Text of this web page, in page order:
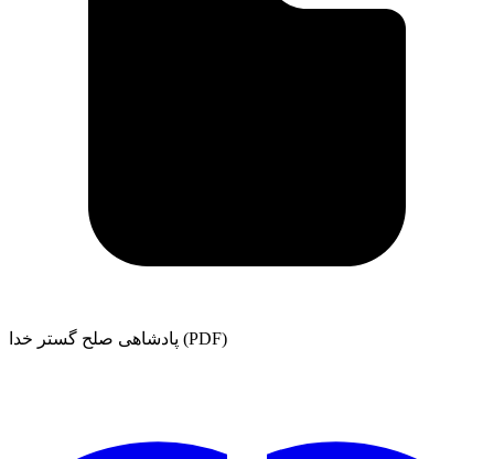
پادشاهی صلح گستر خدا (PDF)